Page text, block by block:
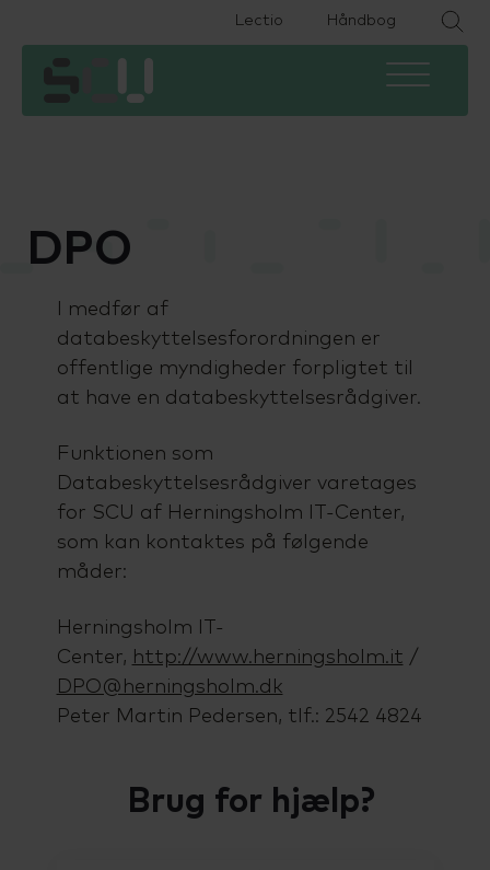
Lectio Håndbog
DPO
I medfør af
databeskyttelsesforordningen er
offentlige myndigheder forpligtet til
at have en databeskyttelsesrådgiver.
Funktionen som
Databeskyttelsesrådgiver varetages
for SCU af Herningsholm IT-Center,
som kan kontaktes på følgende
måder:
Herningsholm IT-
Center, http://www.herningsholm.it /
DPO@herningsholm.dk
Peter Martin Pedersen, tlf.: 2542 4824
Brug for hjælp?
HF-enkeltfag
EUX Business
EUD Business
Almen voksenuddannelse (AVU)
Kontakt
Job på SCU
Bestyrelse og LUU
Podcast
Specialpædagogisk støtte
Studievejledning